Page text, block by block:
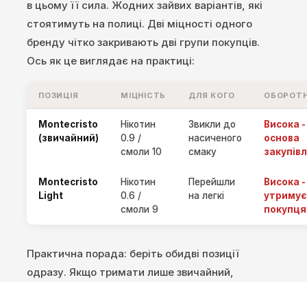
в цьому її сила. Жодних зайвих варіантів, які
стоятимуть на полиці. Дві міцності одного
бренду чітко закривають дві групи покупців.
Ось як це виглядає на практиці:
ПОЗИЦІЯ МІЦНІСТЬ ДЛЯ КОГО
Montecristo
(звичайний)
Нікотин
0.9 /
смоли 10
Звикли до
насиченого
смаку
Висока -
основа
Montecristo
Light
Нікотин
0.6 /
смоли 9
Перейшли
на легкі
Висока -
утримує
покупця
Практична порада: беріть обидві позиції
одразу. Якщо тримати лише звичайний,